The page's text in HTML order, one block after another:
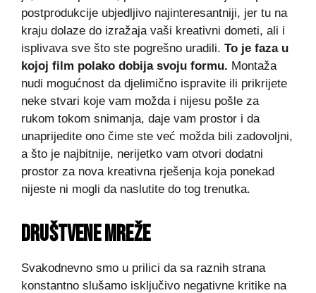
postprodukcije ubjedljivo najinteresantniji, jer tu na
kraju dolaze do izražaja vaši kreativni dometi, ali i
isplivava sve što ste pogrešno uradili. To je faza u
kojoj film polako dobija svoju formu. Montaža
nudi mogućnost da djelimično ispravite ili prikrijete
neke stvari koje vam možda i nijesu pošle za
rukom tokom snimanja, daje vam prostor i da
unaprijedite ono čime ste već možda bili zadovoljni,
a što je najbitnije, nerijetko vam otvori dodatni
prostor za nova kreativna rješenja koja ponekad
nijeste ni mogli da naslutite do tog trenutka.
DRUŠTVENE MREŽE
Svakodnevno smo u prilici da sa raznih strana
konstantno slušamo isključivo negativne kritike na